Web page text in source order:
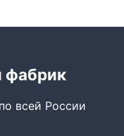
фабрик
всей России